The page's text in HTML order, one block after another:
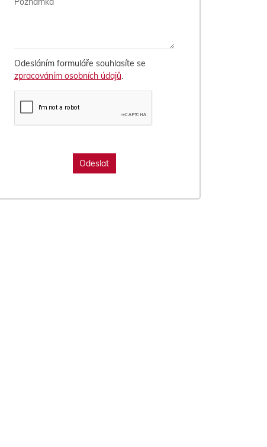
Odesláním formuláře souhlasíte se
zpracováním osobních údajů.